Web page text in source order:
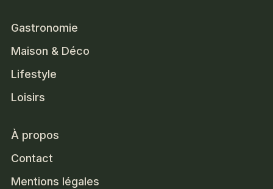
Gastronomie
Maison & Déco
Lifestyle
Loisirs
À propos
Contact
Mentions légales